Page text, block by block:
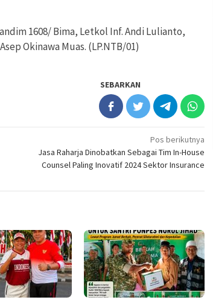
1608/ Bima, Letkol Inf. Andi Lulianto,
Okinawa Muas. (LP.NTB/01)
SEBARKAN
Pos berikutnya
Jasa Raharja Dinobatkan Sebagai Tim In-House
Counsel Paling Inovatif 2024 Sektor Insurance